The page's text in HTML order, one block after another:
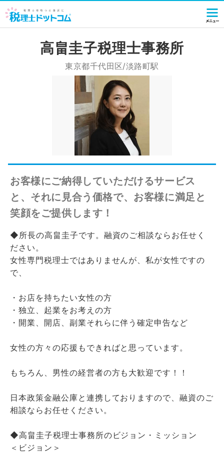
高畠圭子税理士事務所
東京都千代田区/淡路町駅
お客様にご納得していただけるサービス
と、それに見合う価格で、お客様に満足と
笑顔をご提供します！
◆所長の高畠圭子です。融資のご相談ならお任せく
ださい。
女性専門税理士ではありませんが、私が女性ですの
で、
・お店を持ちたい女性の方
・独立、起業をお考えの方
・開業、開店、副業それらに伴う確定申告など
女性の方々の応援もできればと思っています。
もちろん、男性の経営者の方も大歓迎です！！
日本政策金融公庫と連携しておりますので、融資のご
相談ならお任せください。
◆高畠圭子税理士事務所のビジョン・ミッション
＜ビジョン＞